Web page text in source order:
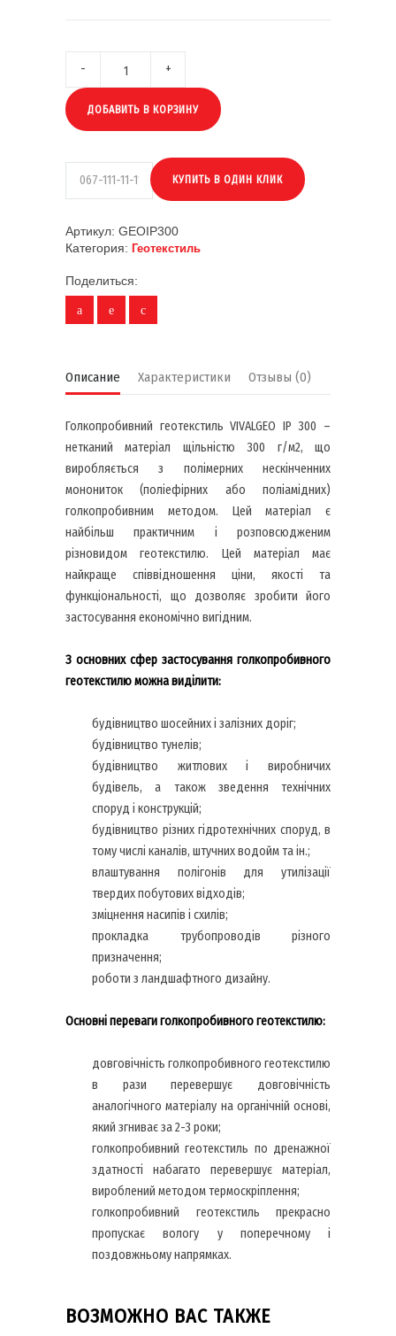
ДОБАВИТЬ В КОРЗИНУ
Артикул: GEOIP300
Категория: Геотекстиль
Поделиться:
Описание Характеристики Отзывы (0)
Голкопробивний геотекстиль VIVALGEO IP 300 –
нетканий матеріал щільністю 300 г/м2, що
виробляється з полімерних нескінченних
монониток (поліефірних або поліамідних)
голкопробивним методом. Цей матеріал є
найбільш практичним і розповсюдженим
різновидом геотекстилю. Цей матеріал має
найкраще співвідношення ціни, якості та
функціональності, що дозволяє зробити його
застосування економічно вигідним.
З основних сфер застосування голкопробивного
геотекстилю можна виділити:
будівництво шосейних і залізних доріг;
будівництво тунелів;
будівництво житлових і виробничих
будівель, а також зведення технічних
споруд і конструкцій;
будівництво різних гідротехнічних споруд, в
тому числі каналів, штучних водойм та ін.;
влаштування полігонів для утилізації
твердих побутових відходів;
зміцнення насипів і схилів;
прокладка трубопроводів різного
призначення;
роботи з ландшафтного дизайну.
Основні переваги голкопробивного геотекстилю:
довговічність голкопробивного геотекстилю
в рази перевершує довговічність
аналогічного матеріалу на органічній основі,
який згниває за 2-3 роки;
голкопробивний геотекстиль по дренажної
здатності набагато перевершує матеріал,
вироблений методом термоскріплення;
голкопробивний геотекстиль прекрасно
пропускає вологу у поперечному і
поздовжньому напрямках.
ВОЗМОЖНО ВАС ТАКЖЕ